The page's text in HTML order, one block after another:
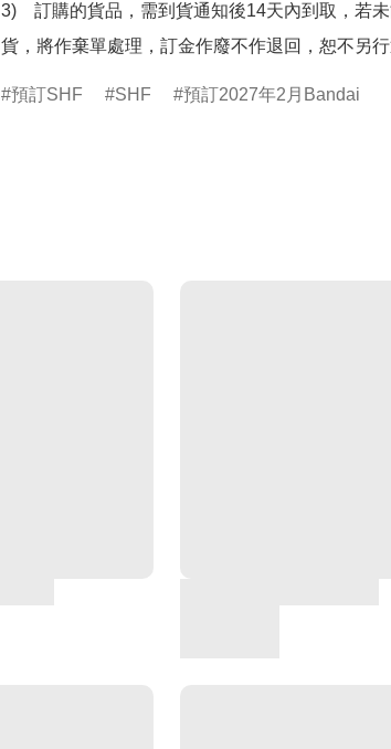
3)　訂購的貨品，需到貨通知後14天內到取，若
貨，將作棄單處理，訂金作廢不作退回，恕不另行
預訂SHF SHF 預訂2027年2月Bandai